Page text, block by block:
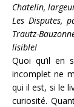
Chatelin,
Les Disputes,
Trautz-
lisible!
Quoi qu’il en
incomplet ne
qui il est, si le
curiosité.